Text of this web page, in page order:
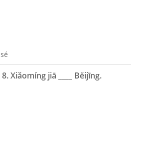
8. Xiăomíng jiā ____ Bĕijīng.